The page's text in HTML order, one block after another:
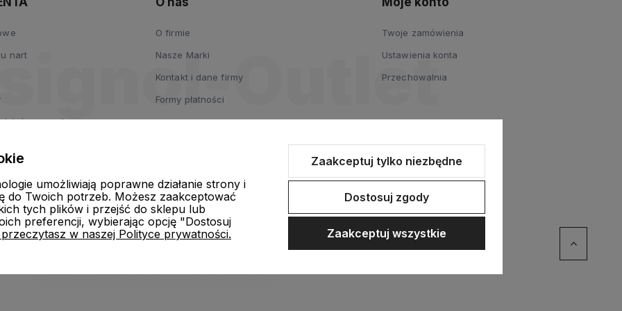
nart
z membraną
Gotowa lista
O firmie
Nasze Marki
Kontakt i dane firmy
Formy płatności
Twoje zamówienia
Ustawienia konta
Przechowalnia
umożliwiają poprawne działanie strony i
do Twoich potrzeb. Możesz zaakceptować
tych plików i przejść do sklepu lub
preferencji, wybierając opcję "Dostosuj
w naszej Polityce prywatności.
Zaakceptuj tylko niezbędne
Dostosuj zgody
Zaakceptuj wszystkie